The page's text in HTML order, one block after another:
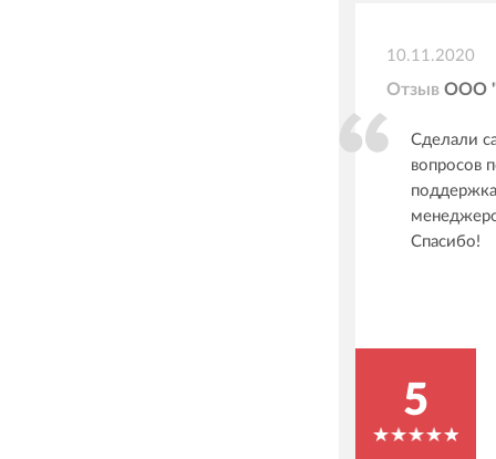
10.11.2020
Отзыв ООО
Сделали
вопросов
Спасибо!
5